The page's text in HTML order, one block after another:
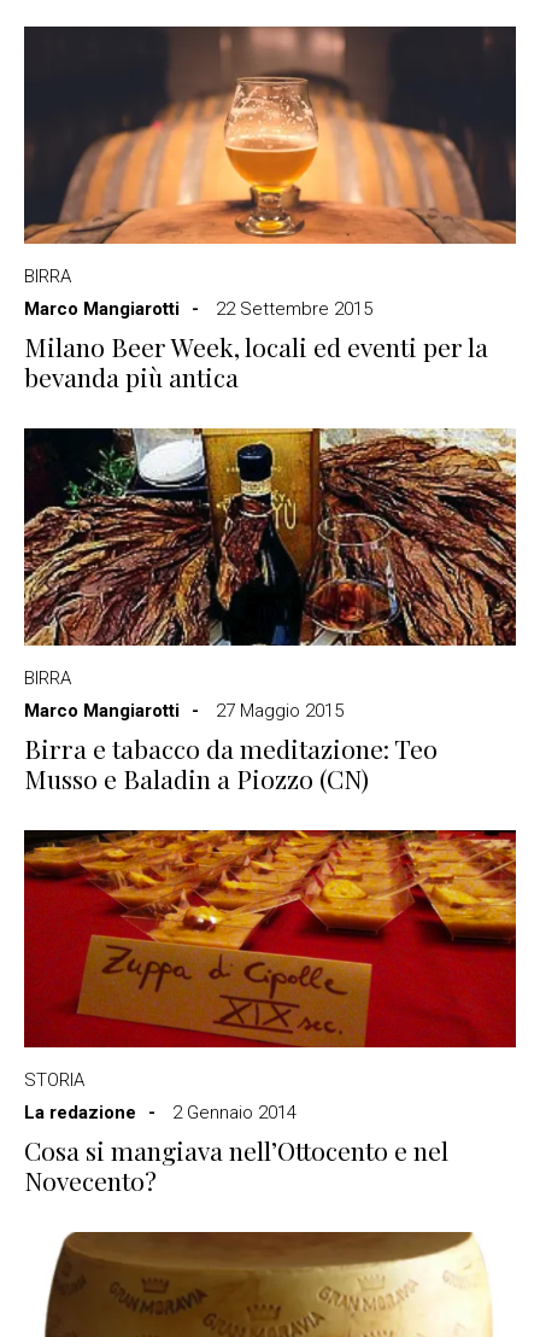
BIRRA
Marco Mangiarotti
22 Settembre 2015
Milano Beer Week, locali ed eventi per la
bevanda più antica
BIRRA
Marco Mangiarotti
27 Maggio 2015
Birra e tabacco da meditazione: Teo
Musso e Baladin a Piozzo (CN)
STORIA
La redazione
2 Gennaio 2014
Cosa si mangiava nell’Ottocento e nel
Novecento?